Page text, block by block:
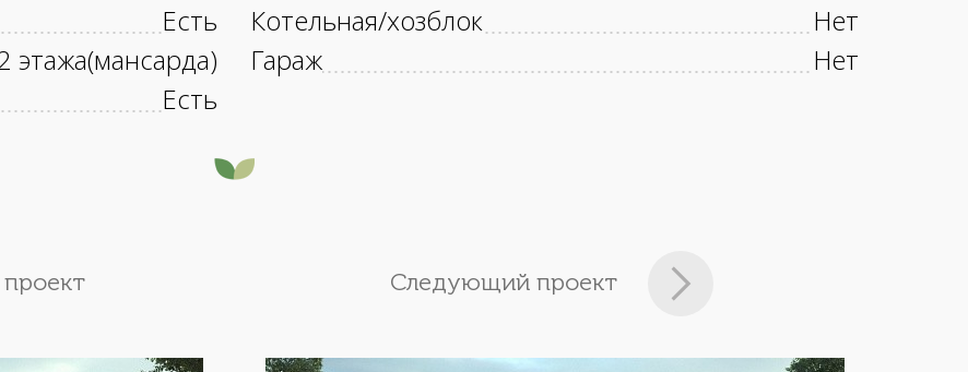
Есть
этажа(мансарда)
Есть
Котельная/хозблок
Нет
Гараж
Нет
Следующий проект